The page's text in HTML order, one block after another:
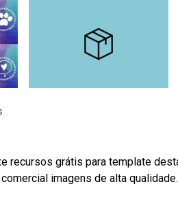
recursos grátis para template
imagens de alta